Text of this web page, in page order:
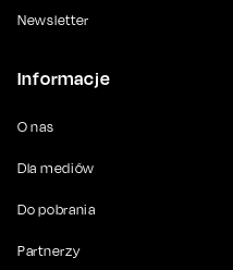
Newsletter
Informacje
O nas
Dla mediów
Do pobrania
Partnerzy